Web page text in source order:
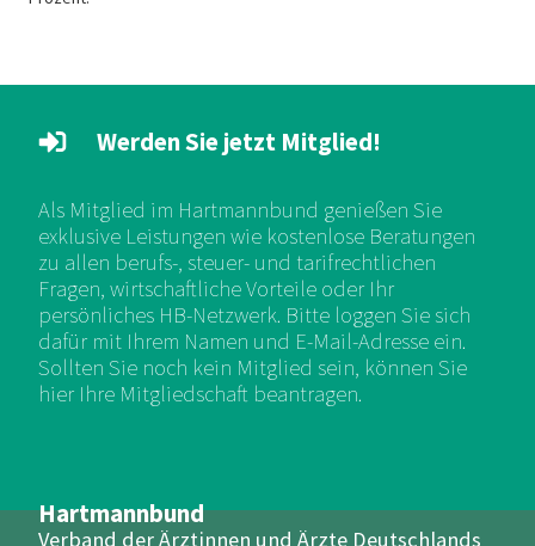
Hartmannbund
Verband der Ärztinnen und Ärzte Deutschlands
Werden Sie jetzt Mitglied!
Als Mitglied im Hartmannbund genießen Sie
exklusive Leistungen wie kostenlose Beratungen
zu allen berufs-, steuer- und tarifrechtlichen
Fragen, wirtschaftliche Vorteile oder Ihr
persönliches HB-Netzwerk. Bitte loggen Sie sich
dafür mit Ihrem Namen und E-Mail-Adresse ein.
Sollten Sie noch kein Mitglied sein, können Sie
hier Ihre Mitgliedschaft beantragen.